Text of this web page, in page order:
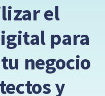
el
para
negocio
y